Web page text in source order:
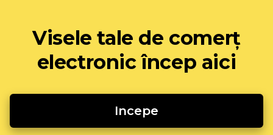
Visele tale de comerț
electronic încep aici
Incepe